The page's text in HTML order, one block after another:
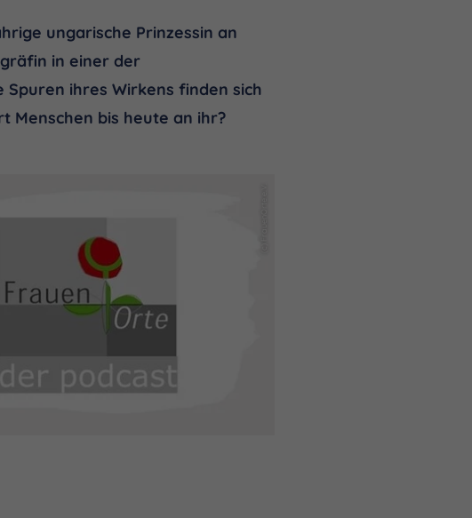
ungarische Prinzessin an
in einer der
ihres Wirkens finden sich
Menschen bis heute an ihr?